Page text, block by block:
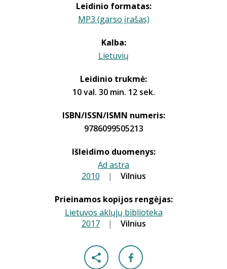
Leidinio formatas:
MP3 (garso įrašas)
Kalba:
Lietuvių
Leidinio trukmė:
10 val. 30 min. 12 sek.
ISBN/ISSN/ISMN numeris:
9786099505213
Išleidimo duomenys:
Ad astra
2010 | Vilnius
Prieinamos kopijos rengėjas:
Lietuvos aklųjų biblioteka
2017 | Vilnius